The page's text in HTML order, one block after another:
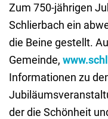
Zum 750-jährigen
Schlierbach ein
die Beine gestellt.
Gemeinde,
Informationen zu
der die Schönheit